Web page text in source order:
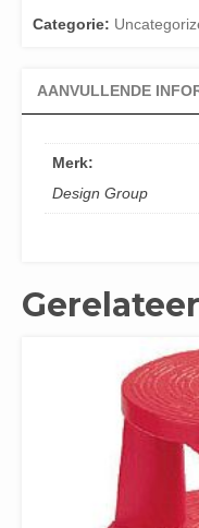
Categorie:
AANVULLENDE
Merk:
Design Group